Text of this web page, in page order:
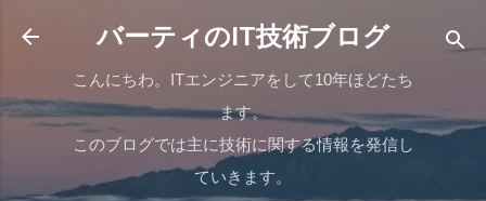
スキップしてメイン コンテンツに移動
バーティのIT技術ブログ
こんにちわ。ITエンジニアをして10年ほどたち
ます。
このブログでは主に技術に関する情報を発信し
ていきます。